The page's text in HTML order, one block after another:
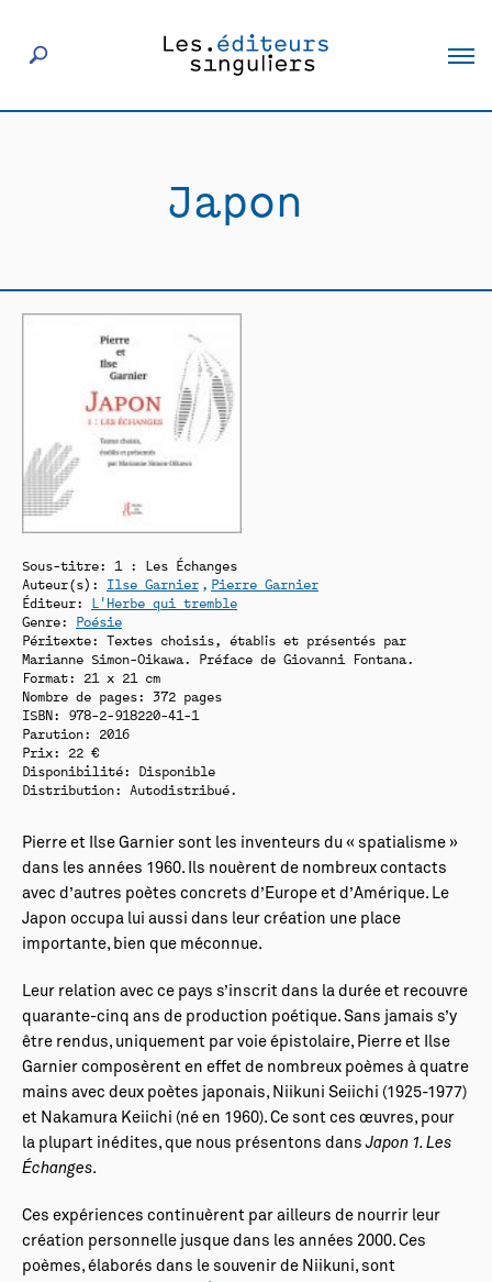
Actualités
Rencontres
Japon
Sous-titre: 1 : Les Échanges
Auteur(s): Ilse Garnier
Pierre Garnier
Éditeur: L'Herbe qui tremble
Genre: Poésie
Péritexte: Textes choisis, établis et présentés par
Marianne Simon-Oikawa. Préface de Giovanni Fontana.
Format: 21 x 21 cm
Nombre de pages: 372 pages
ISBN: 978-2-918220-41-1
Parution: 2016
Prix: 22 €
Disponibilité:
Disponible
Distribution: Autodistribué.
Pierre et Ilse Garnier sont les inventeurs du « spatialisme »
dans les années 1960. Ils nouèrent de nombreux contacts
avec d’autres poètes concrets d’Europe et d’Amérique. Le
Japon occupa lui aussi dans leur création une place
importante, bien que méconnue.
Leur relation avec ce pays s’inscrit dans la durée et recouvre
quarante-cinq ans de production poétique. Sans jamais s’y
être rendus, uniquement par voie épistolaire, Pierre et Ilse
Garnier composèrent en effet de nombreux poèmes à quatre
mains avec deux poètes japonais, Niikuni Seiichi (1925-1977)
et Nakamura Keiichi (né en 1960). Ce sont ces œuvres, pour
la plupart inédites, que nous présentons dansJapon 1. Les
Échanges.
Ces expériences continuèrent par ailleurs de nourrir leur
création personnelle jusque dans les années 2000. Ces
poèmes, élaborés dans le souvenir de Niikuni, sont